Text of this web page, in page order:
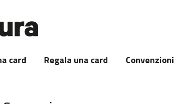
card Regala una card Convenzioni